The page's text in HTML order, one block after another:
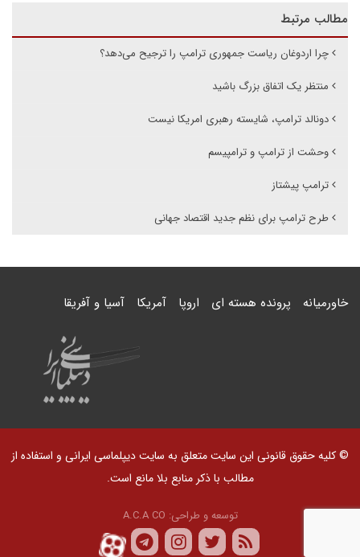
مطالب مرتبط
چرا اردوغان ریاست جمهوری ترامپ را ترجیح می‌دهد؟
منتظر یک اتفاق بزرگ باشید
دونالد ترامپ، شایسته رهبری امریکا نیست
وحشت از ترامپ و ترامپیسم
ترامپ پیشتاز
طرح ترامپ برای نظم جدید اقتصاد جهانی
خاورمیانه پرونده هسته ای اروپا آمریکا آسیا و آفریقا
© کلیه حقوق قانونی این سایت متعلق به سایت دیپلماسی ایرانی و استفاده از
مطالب با ذکر منابع بلا مانع است.
توسعه و طراحی: A.C.A CO